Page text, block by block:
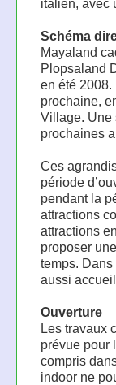
italien, avec
Schéma
Mayaland
Plopsaland
en été 2008.
prochaine,
Village. Une
prochaines
Ces
période
pendant la
attractions
attractions
proposer
temps.
aussi
Ouverture
Les travaux
prévue pour
compris
indoor ne